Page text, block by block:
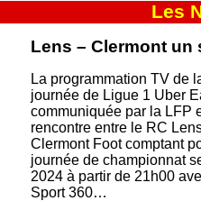
Les
Lens – Clermont un
La programmation TV de
journée de Ligue 1 Uber
communiquée par la LFP
rencontre entre le RC
Clermont Foot comptant
journée de championnat
2024 à partir de 21h00
Sport 360…